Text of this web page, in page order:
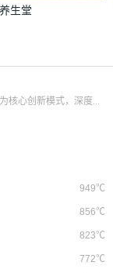
养生堂
核心创新模式，深度...
949℃
856℃
823℃
772℃